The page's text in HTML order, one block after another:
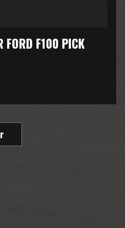
FORD F100 PICK